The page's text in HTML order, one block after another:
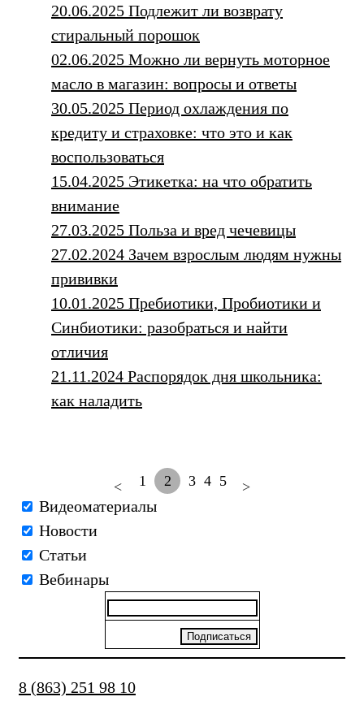
20.06.2025 Подлежит ли возврату
стиральный порошок
02.06.2025 Можно ли вернуть моторное
масло в магазин: вопросы и ответы
30.05.2025 Период охлаждения по
кредиту и страховке: что это и как
воспользоваться
15.04.2025 Этикетка: на что обратить
внимание
27.03.2025 Польза и вред чечевицы
27.02.2024 Зачем взрослым людям нужны
прививки
10.01.2025 Пребиотики, Пробиотики и
Синбиотики: разобраться и найти
отличия
21.11.2024 Распорядок дня школьника:
как наладить
< 1 2 3 4 5 >
Видеоматериалы
Новости
Статьи
Вебинары
8 (863) 251 98 10